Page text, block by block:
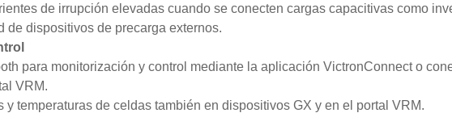
de irrupción elevadas cuando se conecten cargas capacitivas como
de dispositivos de precarga externos.
para monitorización y control mediante la aplicación VictronConnect o
VRM.
y temperaturas de celdas también en dispositivos GX y en el portal VRM.